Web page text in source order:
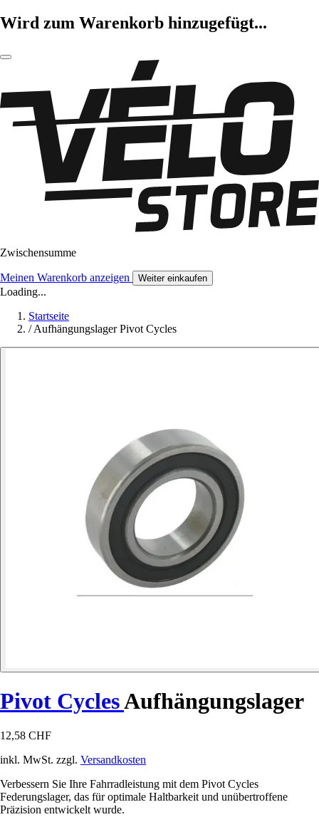
Wird zum Warenkorb hinzugefügt...
Zwischensumme
Meinen Warenkorb anzeigen Weiter einkaufen
Loading...
Startseite
/Aufhängungslager Pivot Cycles
Pivot CyclesAufhängungslager
12,58 CHF
inkl. MwSt. zzgl. Versandkosten
Verbessern Sie Ihre Fahrradleistung mit dem Pivot Cycles
Federungslager, das für optimale Haltbarkeit und unübertroffene
Präzision entwickelt wurde.